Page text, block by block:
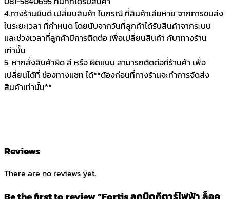
4.ทางร้านยินดี เปลี่ยนสินค้า ในกรณี ที่สินค้าเสียหาย จากการขนส่ง
ในระยะเวลา ที่กำหนด โดยนับจากวันที่ลูกค้าได้รับสินค้าจากระบบ
และช่วงเวลาที่ลูกค้ามีการติดต่อ เพื่อเปลี่ยนสินค้า กับาทางร้าน
เท่านั้น
5. หากสั่งสินค้าผิด สี หรือ ผิดแบบ สามารถติดต่อที่ร้านค้า เพื่อ
เปลี่ยนได้ที่ ช่องทางแชท ได้**ต้องก่อนที่ทางร้านจะทำการจัดส่ง
สินค้าเท่านั้น**
Reviews
There are no reviews yet.